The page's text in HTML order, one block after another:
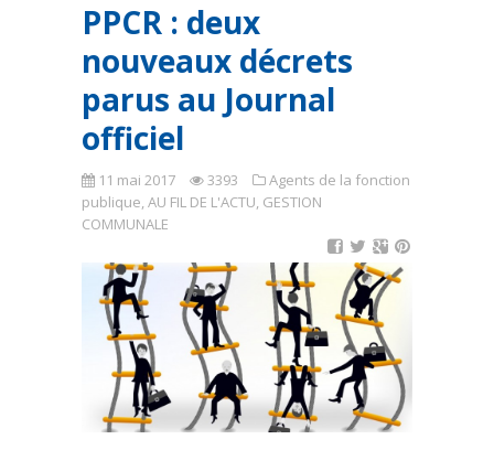
PPCR : deux
nouveaux décrets
parus au Journal
officiel
11 mai 2017 3393
Agents de la fonction
publique,AU FIL DE L'ACTU, GESTION
COMMUNALE